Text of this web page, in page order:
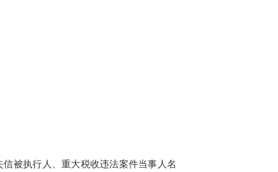
信被执行人、重大税收违法案件当事人名